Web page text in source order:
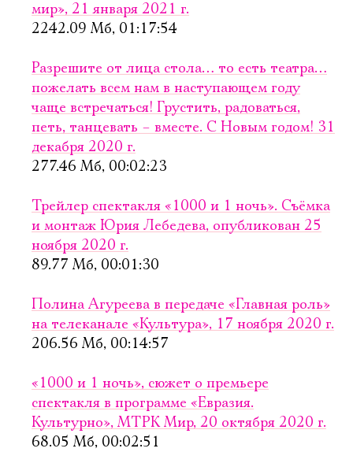
мир», 21 января 2021 г.
2242.09 Мб, 01:17:54
Разрешите от лица стола… то есть театра…
пожелать всем нам в наступающем году
чаще встречаться! Грустить, радоваться,
петь, танцевать – вместе. С Новым годом! 31
декабря 2020 г.
277.46 Мб, 00:02:23
Трейлер спектакля «1000 и 1 ночь». Съёмка
и монтаж Юрия Лебедева, опубликован 25
ноября 2020 г.
89.77 Мб, 00:01:30
Полина Агуреева в передаче «Главная роль»
на телеканале «Культура», 17 ноября 2020 г.
206.56 Мб, 00:14:57
«1000 и 1 ночь», сюжет о премьере
спектакля в программе «Евразия.
Культурно», МТРК Мир, 20 октября 2020 г.
68.05 Мб, 00:02:51
Электропочта